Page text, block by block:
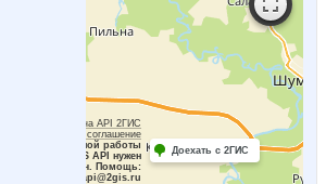
Работает на API 2ГИС
Лицензионное соглашение
Для корректной работы
Raster JS API нужен
ключ. Помощь:
api@2gis.ru
Доехать с 2ГИС